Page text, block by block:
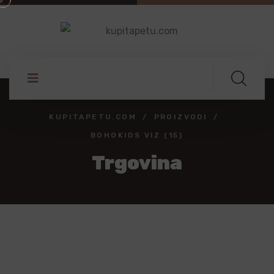
KUPITAPETU.COM PROIZVODI
BOHOKIDS VIZ (15)
Trgovina